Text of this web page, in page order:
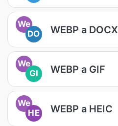
We
DO
WEBP a DOCX
We
GI
WEBP a GIF
We
HE
WEBP a HEIC